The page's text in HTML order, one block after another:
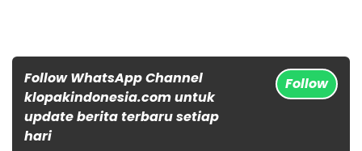
Follow WhatsApp Channel
klopakindonesia.com untuk
update berita terbaru setiap
hari
Follow